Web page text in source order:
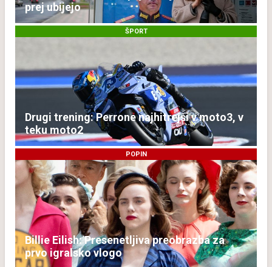
prej ubijejo
ŠPORT
Drugi trening: Perrone najhitrejši v moto3, v
teku moto2
POPIN
Billie Eilish: Presenetljiva preobrazba za
prvo igralsko vlogo